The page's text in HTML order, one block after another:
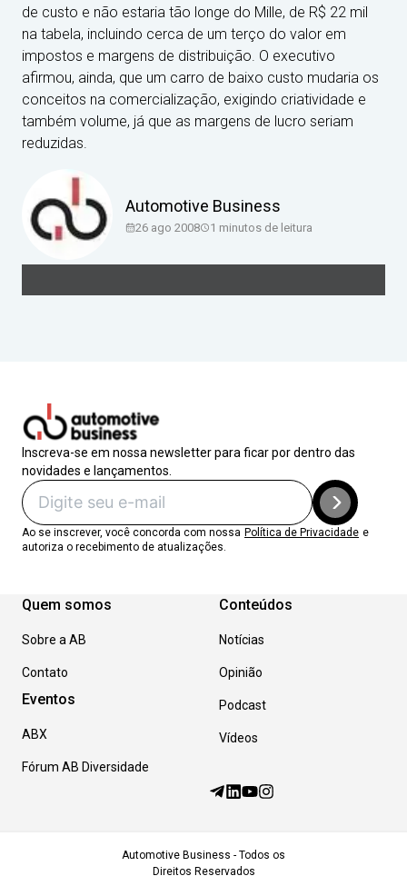
de custo e não estaria tão longe do Mille, de R$ 22 mil
na tabela, incluindo cerca de um terço do valor em
impostos e margens de distribuição. O executivo
afirmou, ainda, que um carro de baixo custo mudaria os
conceitos na comercialização, exigindo criatividade e
também volume, já que as margens de lucro seriam
reduzidas.
Automotive Business
26 ago 2008 1 minutos de leitura
Inscreva-se em nossa newsletter para ficar por dentro das
novidades e lançamentos.
Ao se inscrever, você concorda com nossa Política de Privacidade e
autoriza o recebimento de atualizações.
Quem somos
Sobre a AB
Contato
Eventos
ABX
Fórum AB Diversidade
Conteúdos
Notícias
Opinião
Podcast
Vídeos
Automotive Business - Todos os
Direitos Reservados